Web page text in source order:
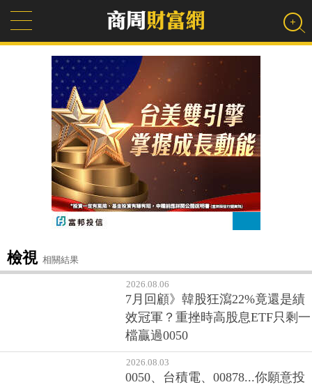
檢視 相關結果
2026.08.06
7月回顧》韓股狂瀉22%竟還是績
效冠軍？重挫時高股息ETF只剩一
檔贏過0050
2026.08.03
0050、台積電、00878...你願意投